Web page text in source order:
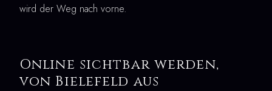
wird der Weg nach vorne.
Online sichtbar werden,
von Bielefeld aus